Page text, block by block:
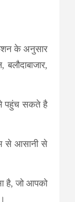
के अनुसार
से पहुंच सकते है
से आसानी से
है, जो आपको